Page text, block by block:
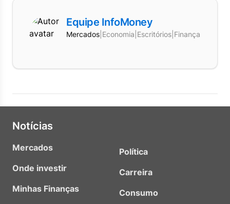
Equipe InfoMoney
Mercados Economia Escritórios Finanças
Notícias
Mercados
Onde investir
Minhas Finanças
Política
Carreira
Consumo